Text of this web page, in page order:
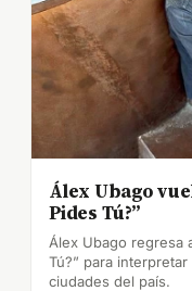
Álex Ubago
Pides Tú?”
Álex Ubago regresa
Tú?” para
ciudades del país.